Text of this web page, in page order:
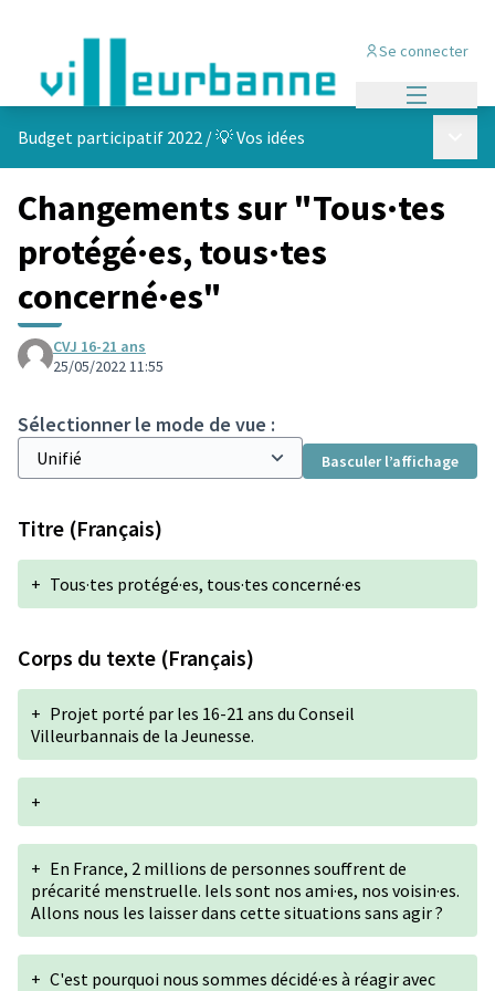
Se connecter
Budget participatif 2022 /💡 Vos idées
Changements sur "Tous·tes
protégé·es, tous·tes
concerné·es"
CVJ 16-21 ans
25/05/2022 11:55
Sélectionner le mode de vue :
Basculer l’affichage
Titre (Français)
+ Tous·tes protégé·es, tous·tes concerné·es
Corps du texte (Français)
+ Projet porté par les 16-21 ans du Conseil
Villeurbannais de la Jeunesse.
+
+ En France, 2 millions de personnes souffrent de
précarité menstruelle. Iels sont nos ami·es, nos voisin·es.
Allons nous les laisser dans cette situations sans agir ?
+ C'est pourquoi nous sommes décidé·es à réagir avec